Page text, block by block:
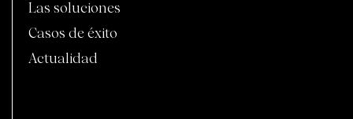
Las soluciones
Casos de éxito
Actualidad